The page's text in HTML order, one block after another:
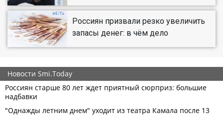
Россиян призвали резко увеличить
запасы денег: в чём дело